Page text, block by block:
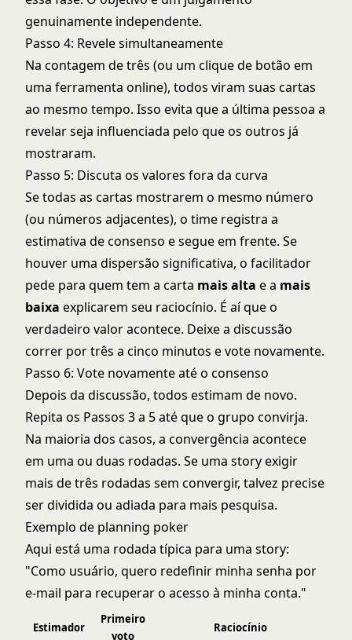
genuinamente independente.
Passo 4: Revele simultaneamente
Na contagem de três (ou um clique de botão em
uma ferramenta online), todos viram suas cartas
ao mesmo tempo. Isso evita que a última pessoa a
revelar seja influenciada pelo que os outros já
mostraram.
Passo 5: Discuta os valores fora da curva
Se todas as cartas mostrarem o mesmo número
(ou números adjacentes), o time registra a
estimativa de consenso e segue em frente. Se
houver uma dispersão significativa, o facilitador
pede para quem tem a carta mais alta e a mais
baixa explicarem seu raciocínio. É aí que o
verdadeiro valor acontece. Deixe a discussão
correr por três a cinco minutos e vote novamente.
Passo 6: Vote novamente até o consenso
Depois da discussão, todos estimam de novo.
Repita os Passos 3 a 5 até que o grupo convirja.
Na maioria dos casos, a convergência acontece
em uma ou duas rodadas. Se uma story exigir
mais de três rodadas sem convergir, talvez precise
ser dividida ou adiada para mais pesquisa.
Exemplo de planning poker
Aqui está uma rodada típica para uma story:
"Como usuário, quero redefinir minha senha por
e-mail para recuperar o acesso à minha conta."
Estimador
Primeiro
voto
Raciocínio